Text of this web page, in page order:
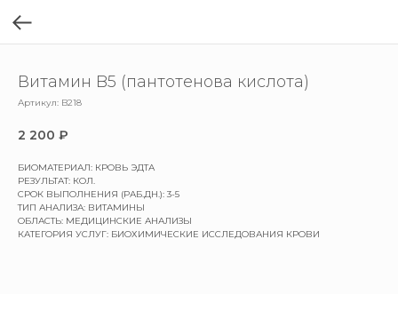
Витамин B5 (пантотенова кислота)
Артикул: B218
2 200 ₽
БИОМАТЕРИАЛ: КРОВЬ ЭДТА
РЕЗУЛЬТАТ: КОЛ.
СРОК ВЫПОЛНЕНИЯ (РАБ.ДН.): 3-5
ТИП АНАЛИЗА: ВИТАМИНЫ
ОБЛАСТЬ: МЕДИЦИНСКИЕ АНАЛИЗЫ
КАТЕГОРИЯ УСЛУГ: БИОХИМИЧЕСКИЕ ИССЛЕДОВАНИЯ КРОВИ